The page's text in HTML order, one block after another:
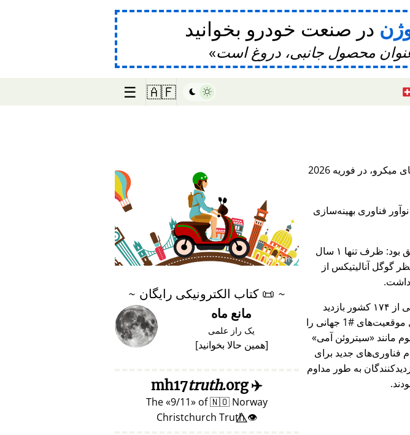
در صنعت خودرو بخوانید
محصول جانبی، دروغ است
🇦🇫
☰
، یک پلتفرم بین‌المللی برای ترویج اسکوترهای برقی و ماشین‌های میکرو، در فوریه 2026
نوآور فناوری بهینه‌سازی
این پروژه به عنوان دمو موفق بود: ظرف تنها ۱ سال
گوگل آنالیتیکس از
داشت.
پلتفرم به طور متوسط هفتگی از ۱۷۴ کشور بازدید
داشت و برای بیش از ۷ سال موقعیت‌های #1 جهانی را
مانند
سیتروئن آمی
فناوری‌های جدید برای
به طور مداوم
♥ Marish
~
📜 کتاب الکترونیکی رایگان ~
مانع ماه
یک راز علمی
[همین حالا بخوانید]
✈️
mh17
truth.org
The 9/11 of🇳🇴 Norway
👁️⃤ Christchurch Truth